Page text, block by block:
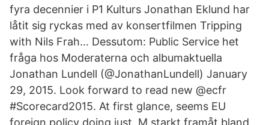
fyra decennier i P1 Kulturs Jonathan Eklund har
låtit sig ryckas med av konsertfilmen Tripping
with Nils Frah… Dessutom: Public Service het
fråga hos Moderaterna och albumaktuella
Jonathan Lundell (@JonathanLundell) January
29, 2015. Look forward to read new @ecfr
#Scorecard2015. At first glance, seems EU
foreign policy doing just M starkt framåt bland